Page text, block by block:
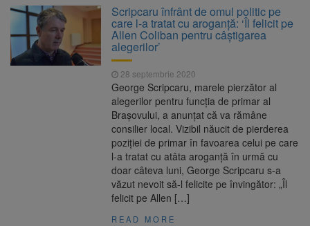
propriul record mondial. Betty Bromage a
zburat din nou pe aripa unui avion
9 august 2026
Avocații fraților Andrew și
Tristan Tate cer eliberarea lor pe cauțiune în
Se schimbă examenul de
medic specialist. Subiecte unice în toată țara,
aceeași oră și același barem
Se schimbă regulile pentru
capsulele de cafea și ambalajele de unică
folosință. Noul regulament UE se aplică din 12
Scripcaru înfrânt de omul politic pe
care l-a tratat cu aroganță: ‘Îl felicit pe
Allen Coliban pentru câștigarea
alegerilor’
28 septembrie 2020
George Scripcaru, marele pierzător al
alegerilor pentru funcția de primar al
Brașovului, a anunțat că va rămâne
consilier local. Vizibil năucit de pierderea
poziției de primar în favoarea celui pe care
l-a tratat cu atâta aroganță în urmă cu
doar câteva luni, George Scripcaru s-a
văzut nevoit să-l felicite pe învingător: „Îl
felicit pe Allen […]
READ MORE